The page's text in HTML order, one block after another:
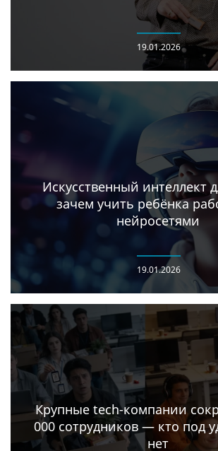
19.01.2026
Искусственный интеллект
зачем учить ребёнка
нейросетями
19.01.2026
Крупные tech-компании
000 сотрудников — кто под
нет